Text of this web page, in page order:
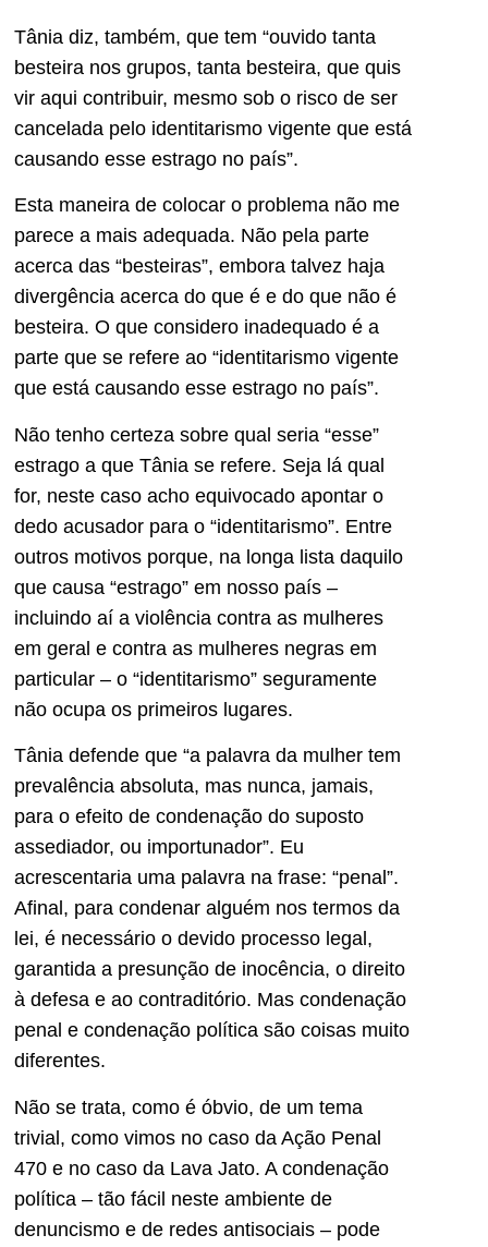
Tânia diz, também, que tem “ouvido tanta
besteira nos grupos, tanta besteira, que quis
vir aqui contribuir, mesmo sob o risco de ser
cancelada pelo identitarismo vigente que está
causando esse estrago no país”.
Esta maneira de colocar o problema não me
parece a mais adequada. Não pela parte
acerca das “besteiras”, embora talvez haja
divergência acerca do que é e do que não é
besteira. O que considero inadequado é a
parte que se refere ao “identitarismo vigente
que está causando esse estrago no país”.
Não tenho certeza sobre qual seria “esse”
estrago a que Tânia se refere. Seja lá qual
for, neste caso acho equivocado apontar o
dedo acusador para o “identitarismo”. Entre
outros motivos porque, na longa lista daquilo
que causa “estrago” em nosso país –
incluindo aí a violência contra as mulheres
em geral e contra as mulheres negras em
particular – o “identitarismo” seguramente
não ocupa os primeiros lugares.
Tânia defende que “a palavra da mulher tem
prevalência absoluta, mas nunca, jamais,
para o efeito de condenação do suposto
assediador, ou importunador”. Eu
acrescentaria uma palavra na frase: “penal”.
Afinal, para condenar alguém nos termos da
lei, é necessário o devido processo legal,
garantida a presunção de inocência, o direito
à defesa e ao contraditório. Mas condenação
penal e condenação política são coisas muito
diferentes.
Não se trata, como é óbvio, de um tema
trivial, como vimos no caso da Ação Penal
470 e no caso da Lava Jato. A condenação
política – tão fácil neste ambiente de
denuncismo e de redes antisociais – pode